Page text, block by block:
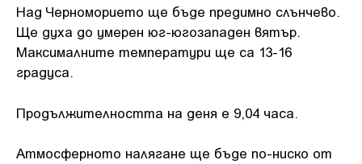
Над Черноморието ще бъде предимно слънчево.
Ще духа до умерен юг-югозападен вятър.
Максималните температури ще са 13-16
градуса.
Продължителността на деня е 9,04 часа.
Атмосферното налягане ще бъде по-ниско от